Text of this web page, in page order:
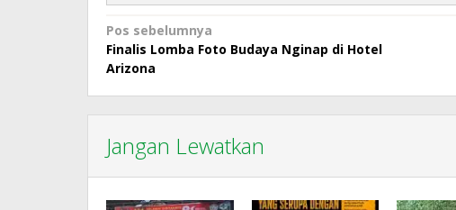
Navigasi
pos
Pos sebelumnya
Finalis Lomba Foto Budaya Nginap di Hotel
Arizona
Jangan Lewatkan